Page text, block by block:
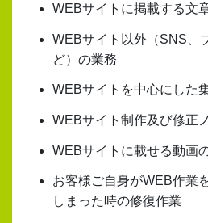
WEBサイトに掲載する文
WEBサイト以外（SNS、
ど）の業務
WEBサイトを中心にした
WEBサイト制作及び修正
WEBサイトに載せる動画
お客様ご自身がWEB作業
しまった時の修復作業